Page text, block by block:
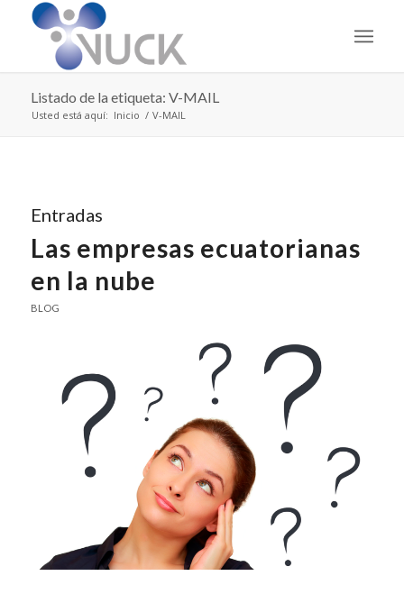
Listado de la etiqueta: V-MAIL
Usted está aquí: Inicio / V-MAIL
Entradas
Las empresas ecuatorianas
en la nube
BLOG